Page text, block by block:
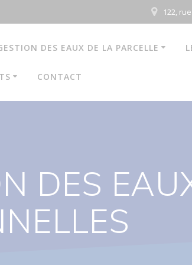
122,
DES EAUX DE LA PARCELLE
CONTACT
DES